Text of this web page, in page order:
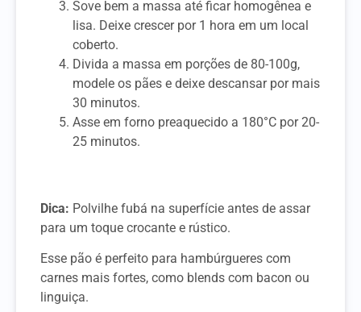
Sove bem a massa até ficar homogênea e
lisa. Deixe crescer por 1 hora em um local
coberto.
Divida a massa em porções de 80-100g,
modele os pães e deixe descansar por mais
30 minutos.
Asse em forno preaquecido a 180°C por 20-
25 minutos.
Dica: Polvilhe fubá na superfície antes de assar
para um toque crocante e rústico.
Esse pão é perfeito para hambúrgueres com
carnes mais fortes, como blends com bacon ou
linguiça.